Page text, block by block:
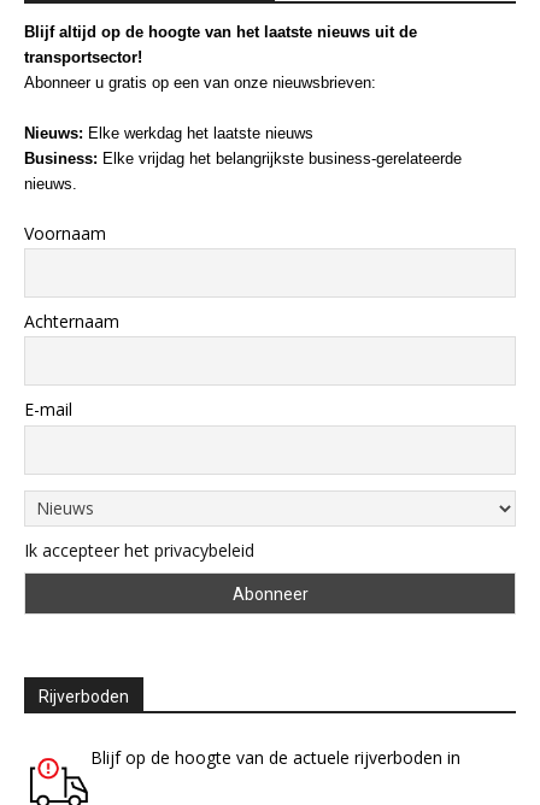
Blijf altijd op de hoogte van het laatste nieuws uit de
transportsector!
Abonneer u gratis op een van onze nieuwsbrieven:
Nieuws: Elke werkdag het laatste nieuws
Business: Elke vrijdag het belangrijkste business-gerelateerde
nieuws.
Voornaam
Achternaam
E-mail
Ik accepteer het privacybeleid
Rijverboden
Blijf op de hoogte van de actuele rijverboden in